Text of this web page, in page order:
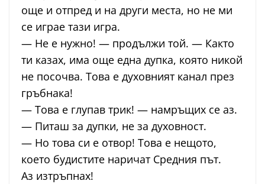
още и отпред и на други места, но не ми
се играе тази игра.
— Не е нужно! — продължи той. — Както
ти казах, има още една дупка, която никой
не посочва. Това е духовният канал през
гръбнака!
— Това е глупав трик! — намръщих се аз.
— Питаш за дупки, не за духовност.
— Но това си е отвор! Това е нещото,
което будистите наричат Средния път.
Аз изтръпнах!